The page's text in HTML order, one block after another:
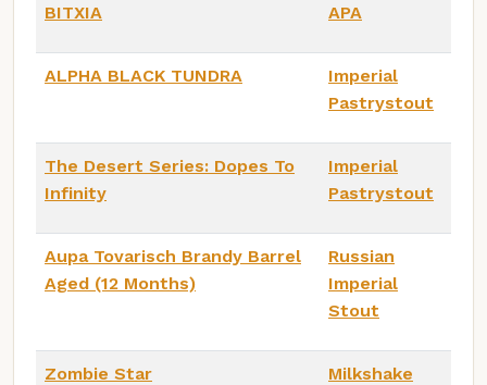
BITXIA APA
ALPHA BLACK TUNDRA
Imperial
Pastrystout
The Desert Series: Dopes To
Infinity
Imperial
Pastrystout
Aupa Tovarisch Brandy Barrel
Aged (12 Months)
Russian
Imperial
Stout
Zombie Star
Milkshake